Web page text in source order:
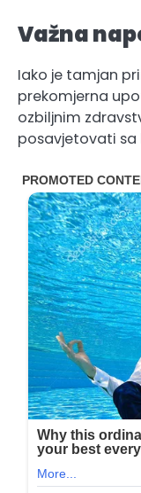
Važna
Iako je tamjan
prekomjerna
ozbiljnim
posavjetovati sa